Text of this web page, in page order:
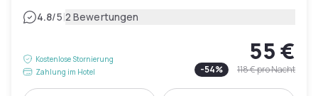
4.8/5|2 Bewertungen
Kostenlose Stornierung
Zahlung im Hotel
55 €
-54% 118 €pro Nacht